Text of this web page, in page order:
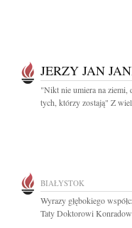
JERZY JAN
"Nikt nie umiera na ziemi,
tych, którzy zostają" Z
BIAŁYSTOK
Wyrazy głębokiego
Taty Doktorowi